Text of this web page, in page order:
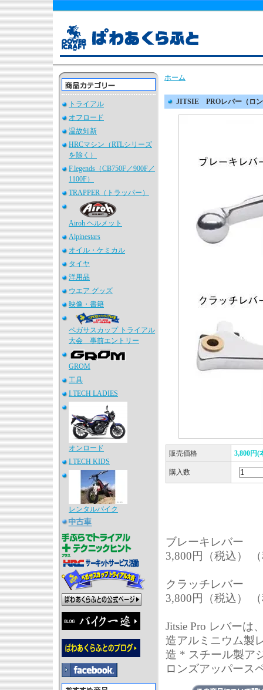
トライアル
オフロード
温故知新
HRCマシン（RTLシリーズ
を除く）
F.legends（CB750F／900F／
1100F）
TRAPPER（トラッパー）
Airoh ヘルメット
Alpinestars
オイル・ケミカル
タイヤ
洋用品
ウエア グッズ
映像・書籍
ペガサスカップ トライアル
大会 事前エントリー
GROM
工具
I.TECH LADIES
オンロード
I.TECH KIDS
レンタルバイク
ホーム
JITSIE PROレバー（ロン
販売価格 3,800円(
購入数
ブレーキレバー
3,800円（税込）
クラッチレバー
3,800円（税込）
Jitsie Pro レバーは
造アルミニウム
造 * スチール製ア
ロンズアッパース